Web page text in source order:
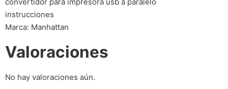
convertidor para impresora usb a paralelo
instrucciones
Marca: Manhattan
Valoraciones
No hay valoraciones aún.